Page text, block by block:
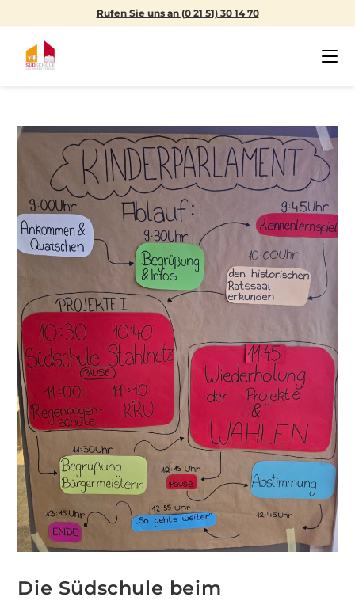
Rufen Sie uns an (0 21 51) 30 14 70
Die Südschule beim